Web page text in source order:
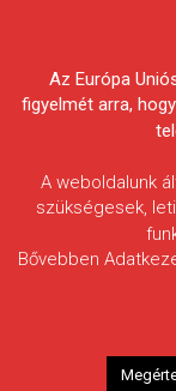
Sitkei
Halfaj:
Fogott hal
Az Európa
figyelmét arra,
A weboldalunk
szükségesek,
Bővebben